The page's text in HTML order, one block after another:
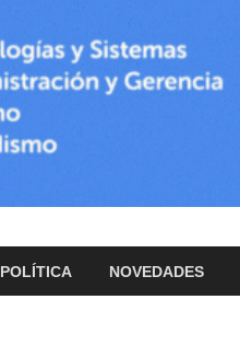
POLÍTICA NOVEDADES